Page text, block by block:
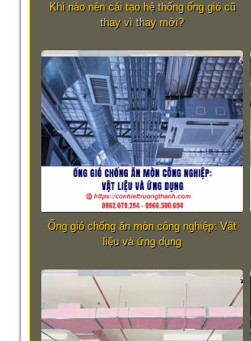
Khi nào nên cải tạo hệ thống ống gió cũ
thay vì thay mới?
Ống gió chống ăn mòn công nghiệp: Vật
liệu và ứng dụng